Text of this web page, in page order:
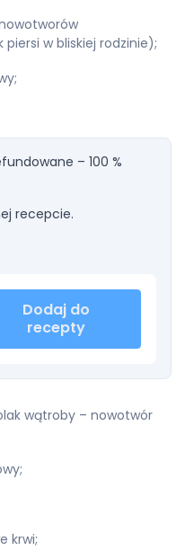
w bliskiej rodzinie);
– 100 %
recepcie.
Dodaj do
recepty
wątroby – nowotwór
krwi;